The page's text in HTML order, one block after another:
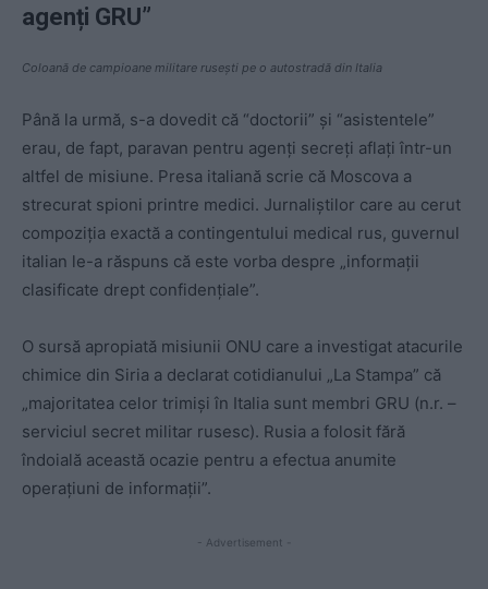
agenți GRU”
Coloană de campioane militare rusești pe o autostradă din Italia
Până la urmă, s-a dovedit că “doctorii” și “asistentele”
erau, de fapt, paravan pentru agenți secreți aflați într-un
altfel de misiune. Presa italiană scrie că Moscova a
strecurat spioni printre medici. Jurnaliștilor care au cerut
compoziția exactă a contingentului medical rus, guvernul
italian le-a răspuns că este vorba despre „informații
clasificate drept confidențiale”.
O sursă apropiată misiunii ONU care a investigat atacurile
chimice din Siria a declarat cotidianului „La Stampa” că
„majoritatea celor trimiși în Italia sunt membri GRU (n.r. –
serviciul secret militar rusesc). Rusia a folosit fără
îndoială această ocazie pentru a efectua anumite
operațiuni de informații”.
- Advertisement -